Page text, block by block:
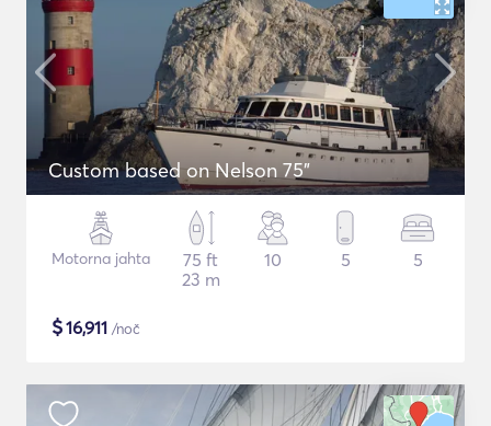
Custom based on Nelson 75"
Motorna jahta
75 ft
23 m
10 5 5
$16,911 /noč